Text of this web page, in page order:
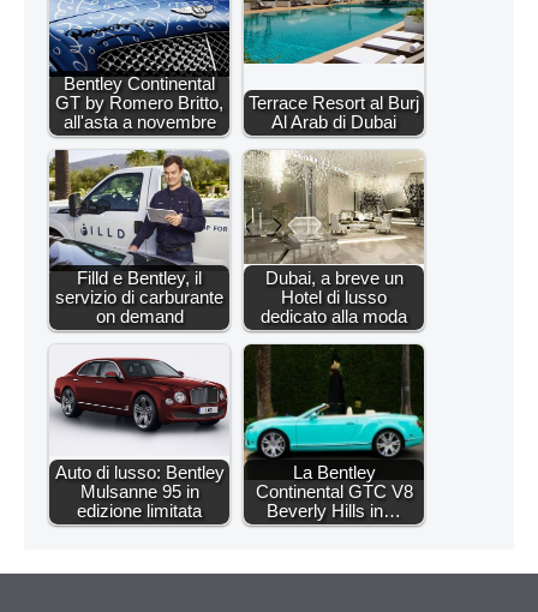
Bentley Continental
GT by Romero Britto,
all'asta a novembre
Terrace Resort al Burj
Al Arab di Dubai
Filld e Bentley, il
servizio di carburante
on demand
Dubai, a breve un
Hotel di lusso
dedicato alla moda
Auto di lusso: Bentley
Mulsanne 95 in
edizione limitata
La Bentley
Continental GTC V8
Beverly Hills in…